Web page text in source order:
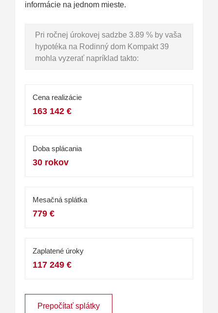
informácie na jednom mieste.
Pri ročnej úrokovej sadzbe 3.89 % by vaša
hypotéka na Rodinný dom Kompakt 39
mohla vyzerať napríklad takto:
Cena realizácie
163 142 €
Doba splácania
30 rokov
Mesačná splátka
779 €
Zaplatené úroky
117 249 €
Prepočítať splátky